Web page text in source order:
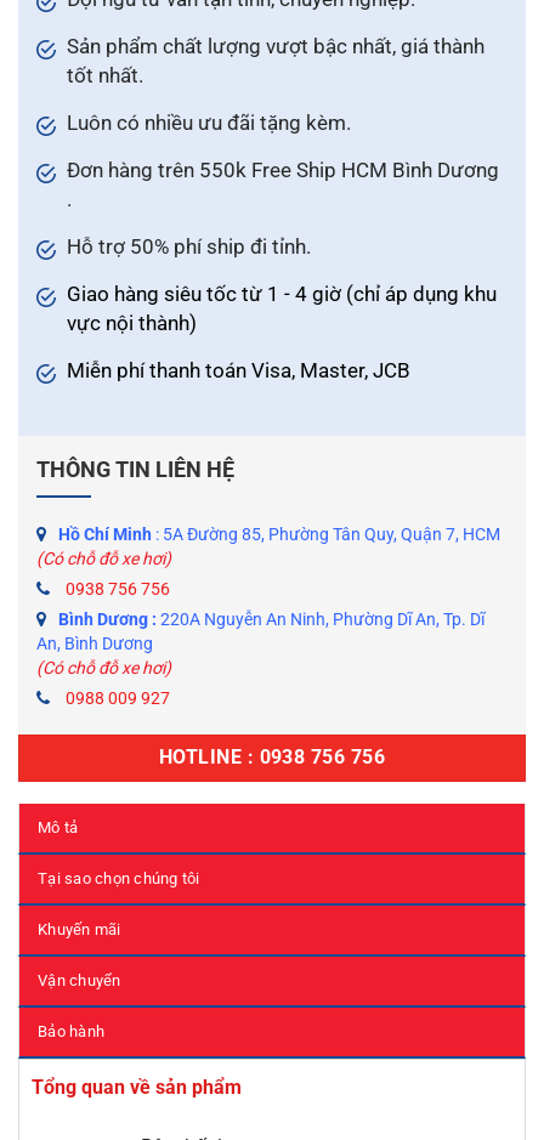
Sản phẩm chất lượng vượt bậc nhất, giá thành
tốt nhất.
Luôn có nhiều ưu đãi tặng kèm.
Đơn hàng trên 550k Free Ship HCM Bình Dương
.
Hỗ trợ 50% phí ship đi tỉnh.
Giao hàng siêu tốc từ 1 - 4 giờ (chỉ áp dụng khu
vực nội thành)
Miễn phí thanh toán Visa, Master, JCB
THÔNG TIN LIÊN HỆ
Hồ Chí Minh : 5A Đường 85, Phường Tân Quy, Quận 7, HCM
(Có chỗ đỗ xe hơi)
0938 756 756
Bình Dương : 220A Nguyễn An Ninh, Phường Dĩ An, Tp. Dĩ
An, Bình Dương
(Có chỗ đỗ xe hơi)
0988 009 927
HOTLINE : 0938 756 756
Mô tả
Tại sao chọn chúng tôi
Khuyến mãi
Vận chuyển
Bảo hành
Tổng quan về sản phẩm